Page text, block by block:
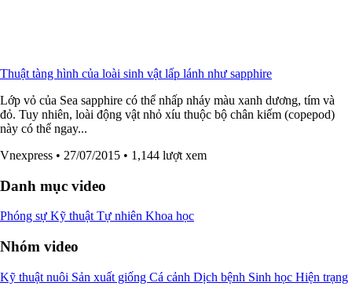
Thuật tàng hình của loài sinh vật lấp lánh như sapphire
Lớp vỏ của Sea sapphire có thể nhấp nháy màu xanh dương, tím và
đỏ. Tuy nhiên, loài động vật nhỏ xíu thuộc bộ chân kiếm (copepod)
này có thể ngay...
Vnexpress • 27/07/2015 • 1,144 lượt xem
Danh mục video
Phóng sự Kỹ thuật Tự nhiên Khoa học
Nhóm video
Kỹ thuật nuôi Sản xuất giống Cá cảnh Dịch bệnh Sinh học Hiện trạng